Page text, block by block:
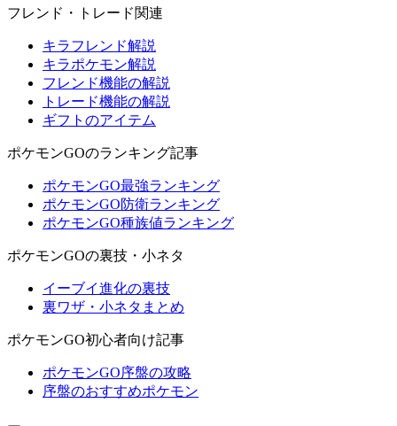
フレンド・トレード関連
キラフレンド解説
キラポケモン解説
フレンド機能の解説
トレード機能の解説
ギフトのアイテム
ポケモンGOのランキング記事
ポケモンGO最強ランキング
ポケモンGO防衛ランキング
ポケモンGO種族値ランキング
ポケモンGOの裏技・小ネタ
イーブイ進化の裏技
裏ワザ・小ネタまとめ
ポケモンGO初心者向け記事
ポケモンGO序盤の攻略
序盤のおすすめポケモン